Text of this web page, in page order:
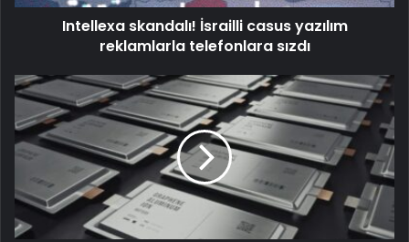
Intellexa skandalı! İsrailli casus yazılım
reklamlarla telefonlara sızdı